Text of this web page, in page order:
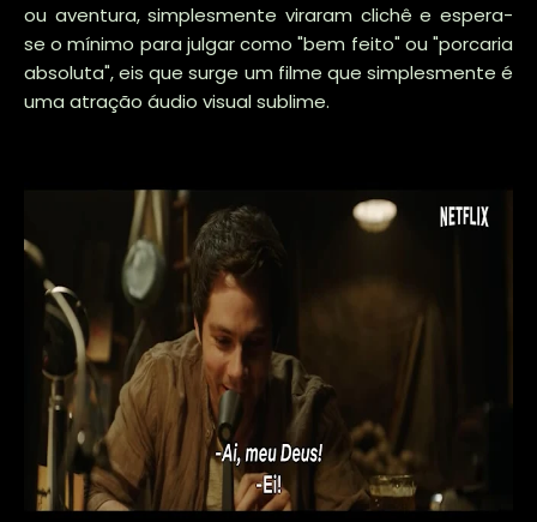
ou aventura, simplesmente viraram clichê e espera-
se o mínimo para julgar como "bem feito" ou "porcaria
absoluta", eis que surge um filme que simplesmente é
uma atração áudio visual sublime.